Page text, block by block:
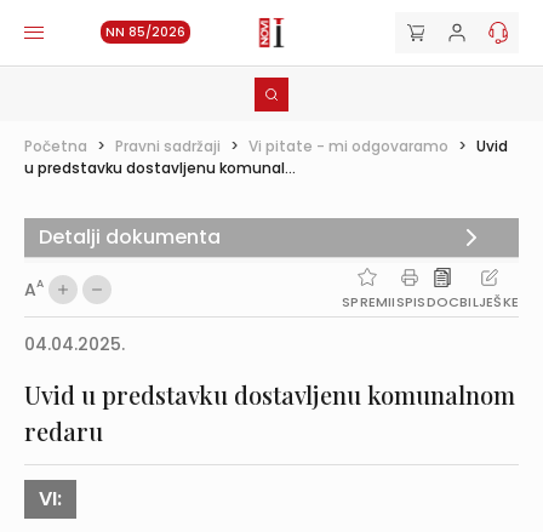
NN 85/2026
Početna > Pravni sadržaji > Vi pitate - mi odgovaramo > Uvid
u predstavku dostavljenu komunal...
AA
SPREMIISPISDOCBILJEŠKE
04.04.2025.
Uvid u predstavku dostavljenu komunalnom
redaru
VI:
Detalji dokumenta